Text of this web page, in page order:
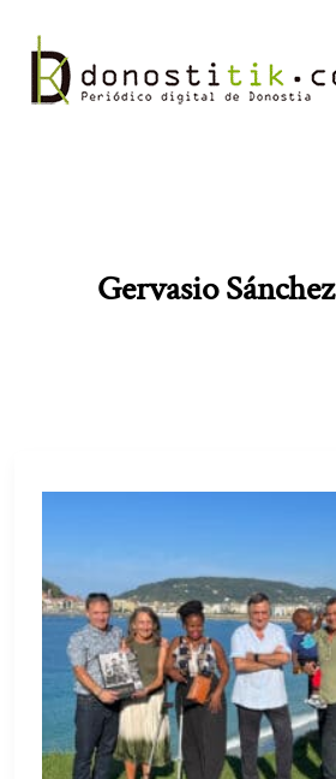
contenido
Gervasio Sánchez